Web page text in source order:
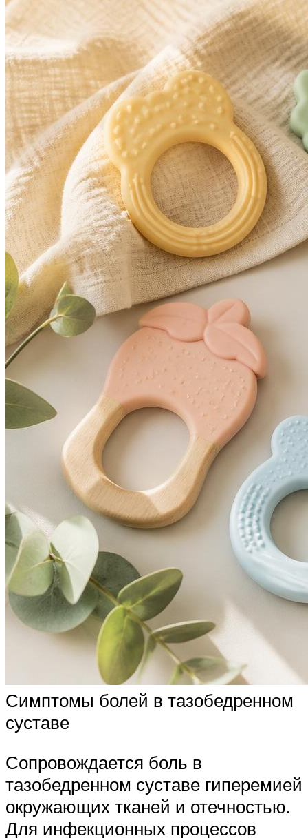
Симптомы болей в тазобедренном
суставе
Сопровождается боль в
тазобедренном суставе гиперемией
окружающих тканей и отечностью.
Для инфекционных процессов